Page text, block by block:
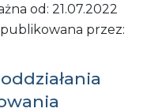
od: 21.07.2022
przez: